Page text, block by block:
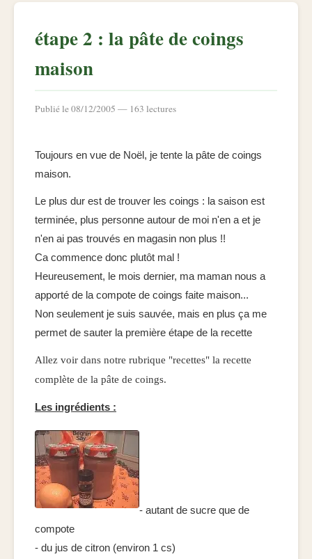
étape 2 : la pâte de coings
maison
Publié le 08/12/2005 — 163 lectures
Toujours en vue de Noël, je tente la pâte de coings
maison.
Le plus dur est de trouver les coings : la saison est
terminée, plus personne autour de moi n'en a et je
n'en ai pas trouvés en magasin non plus !!
Ca commence donc plutôt mal !
Heureusement, le mois dernier, ma maman nous a
apporté de la compote de coings faite maison...
Non seulement je suis sauvée, mais en plus ça me
permet de sauter la première étape de la recette
Allez voir dans notre rubrique "recettes" la recette
complète de la pâte de coings.
Les ingrédients :
- autant de sucre que de
compote
- du jus de citron (environ 1 cs)